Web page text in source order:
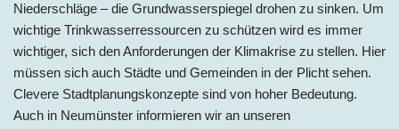
Niederschläge – die Grundwasserspiegel drohen zu sinken. Um
wichtige Trinkwasserressourcen zu schützen wird es immer
wichtiger, sich den Anforderungen der Klimakrise zu stellen. Hier
müssen sich auch Städte und Gemeinden in der Plicht sehen.
Clevere Stadtplanungskonzepte sind von hoher Bedeutung.
Auch in Neumünster informieren wir an unseren